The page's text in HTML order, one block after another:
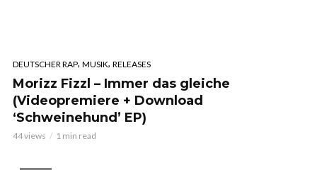
DEUTSCHER RAP, MUSIK, RELEASES
Morizz Fizzl – Immer das gleiche
(Videopremiere + Download
‘Schweinehund’ EP)
44 views 1 min read